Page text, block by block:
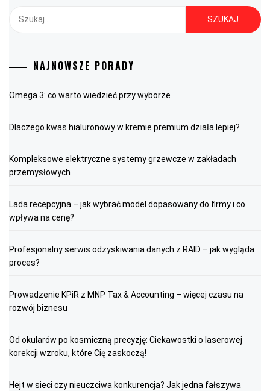
NAJNOWSZE PORADY
Omega 3: co warto wiedzieć przy wyborze
Dlaczego kwas hialuronowy w kremie premium działa lepiej?
Kompleksowe elektryczne systemy grzewcze w zakładach
przemysłowych
Lada recepcyjna – jak wybrać model dopasowany do firmy i co
wpływa na cenę?
Profesjonalny serwis odzyskiwania danych z RAID – jak wygląda
proces?
Prowadzenie KPiR z MNP Tax & Accounting – więcej czasu na
rozwój biznesu
Od okularów po kosmiczną precyzję: Ciekawostki o laserowej
korekcji wzroku, które Cię zaskoczą!
Hejt w sieci czy nieuczciwa konkurencja? Jak jedna fałszywa